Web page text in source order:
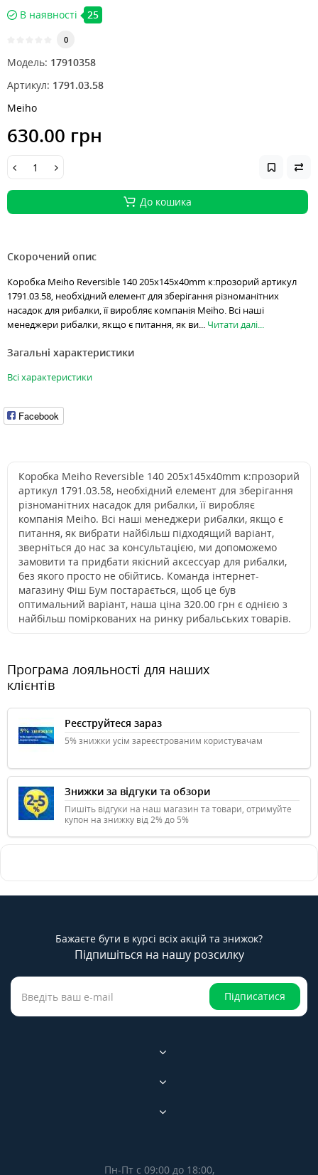
В наявності 25
0
Модель: 17910358
Артикул: 1791.03.58
Meiho
630.00 грн
До кошика
Скорочений опис
Коробка Meiho Reversible 140 205x145x40mm к:прозорий артикул
1791.03.58, необхідний елемент для зберігання різноманітних
насадок для рибалки, її виробляє компанія Meiho. Всі наші
менеджери рибалки, якщо є питання, як ви... Читати далі...
Загальні характеристики
Всі характеристики
Facebook
Коробка Meiho Reversible 140 205x145x40mm к:прозорий
артикул 1791.03.58, необхідний елемент для зберігання
різноманітних насадок для рибалки, її виробляє
компанія Meiho. Всі наші менеджери рибалки, якщо є
питання, як вибрати найбільш підходящий варіант,
зверніться до нас за консультацією, ми допоможемо
замовити та придбати якісний аксессуар для рибалки,
без якого просто не обійтись. Команда інтернет-
магазину Фіш Бум постарається, щоб це був
оптимальний варіант, наша ціна 320.00 грн є однією з
найбільш поміркованих на ринку рибальських товарів.
Програма лояльності для наших
клієнтів
Реєструйтеся зараз
5% знижки усім зареєстрованим користувачам
Знижки за відгуки та обзори
Пишіть відгуки на наш магазин та товари, отримуйте
купон на знижку від 2% до 5%
Бажаєте бути в курсі всіх акцій та знижок?
Підпишіться на нашу розсилку
Підписатися
Пн-Пт с 09:00 до 18:00,